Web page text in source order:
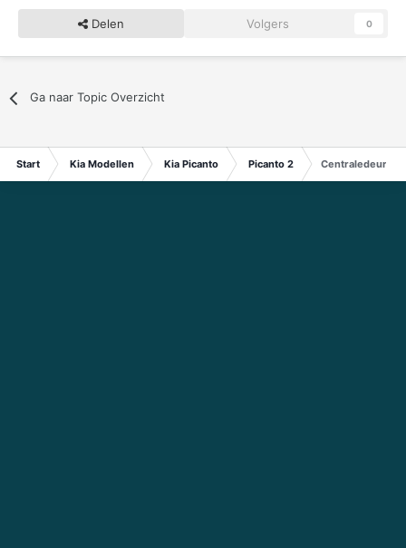
Delen Volgers 0
Ga naar Topic Overzicht
Start Kia Modellen Kia Picanto Picanto 2